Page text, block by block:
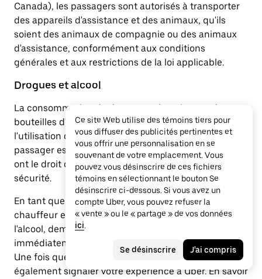
Canada), les passagers sont autorisés à transporter
des appareils d'assistance et des animaux, qu'ils
soient des animaux de compagnie ou des animaux
d'assistance, conformément aux conditions
générales et aux restrictions de la loi applicable.
Drogues et alcool
La consommation de drogues et la présence de
bouteilles d'alcool ouvertes sont interdites lors de
l'utilisation de la plateforme Uber Marketplace. Si un
passager est trop ivre ou turbulent, les chauffeurs
ont le droit de refuser la course pour sa propre
sécurité.
En tant que passager, si vous pensez que votre
chauffeur est sous l'influence de drogues ou de
l'alcool, demandez-lui de mettre fin à la course
immédiatement. Sortez du véhicule et appelez le 911.
Une fois que vous avez quitté le véhicule, veuillez
également signaler votre expérience à Uber. En savoir
Ce site Web utilise des témoins tiers pour
vous diffuser des publicités pertinentes et
vous offrir une personnalisation en se
souvenant de votre emplacement. Vous
pouvez vous désinscrire de ces fichiers
témoins en sélectionnant le bouton Se
désinscrire ci-dessous. Si vous avez un
compte Uber, vous pouvez refuser la
« vente » ou le « partage » de vos données
ici.
Se désinscrire J'ai compris